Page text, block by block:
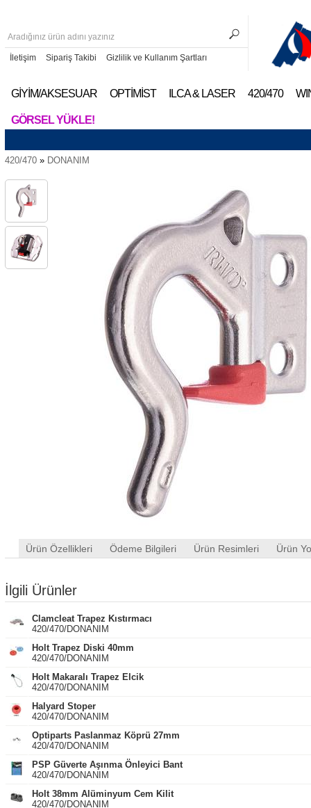
İletişim Sipariş Takibi Gizlilik ve Kullanım Şartları
GİYİM/AKSESUAR OPTİMİST ILCA & LASER 420/470
GÖRSEL YÜKLE!
420/470 » DONANIM
Ürün Özellikleri Ödeme Bilgileri Ürün Resimleri Ürün
İlgili Ürünler
Clamcleat Trapez Kıstırmacı
420/470/DONANIM
Holt Trapez Diski 40mm
420/470/DONANIM
Holt Makaralı Trapez Elcik
420/470/DONANIM
Halyard Stoper
420/470/DONANIM
Optiparts Paslanmaz Köprü 27mm
420/470/DONANIM
PSP Güverte Aşınma Önleyici Bant
420/470/DONANIM
Holt 38mm Alüminyum Cem Kilit
420/470/DONANIM